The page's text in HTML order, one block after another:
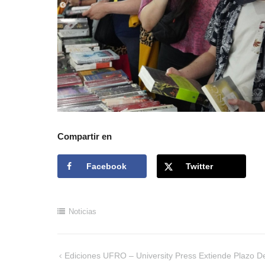
Compartir en
Facebook Twitter
Noticias
Ediciones UFRO – University Press Extiende Plazo